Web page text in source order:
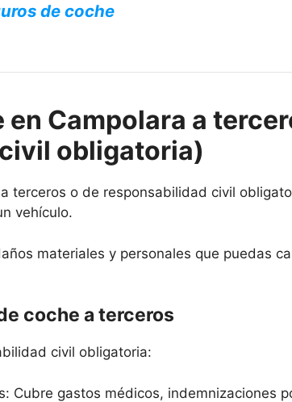
de coche
en Campolara a
obligatoria)
terceros o de responsabilidad civil
vehículo.
materiales y personales que puedas
coche a terceros
civil obligatoria:
Cubre gastos médicos, indemnizaciones